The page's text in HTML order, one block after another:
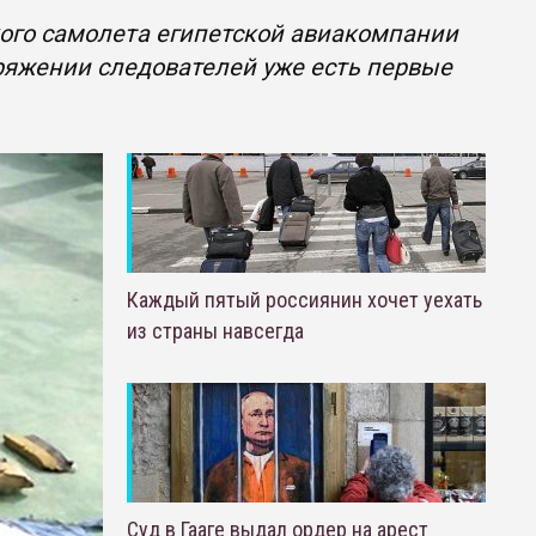
самолета египетской авиакомпании
следователей уже есть первые
Каждый пятый россиянин хочет уехать
из страны навсегда
Суд в Гааге выдал ордер на арест